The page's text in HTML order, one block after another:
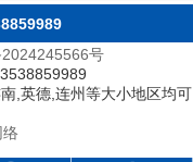
号
,英德,连州等大小地区均可
络